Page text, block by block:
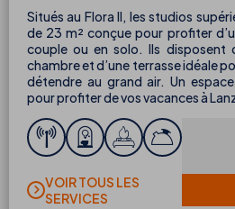
Situés au Flora II, les studios
de 23 m² conçue pour profiter
couple ou en solo. Ils disposent
chambre et d’une terrasse idéale
détendre au grand air. Un
pour profiter de vos vacances à
VOIR TOUS LES
SERVICES